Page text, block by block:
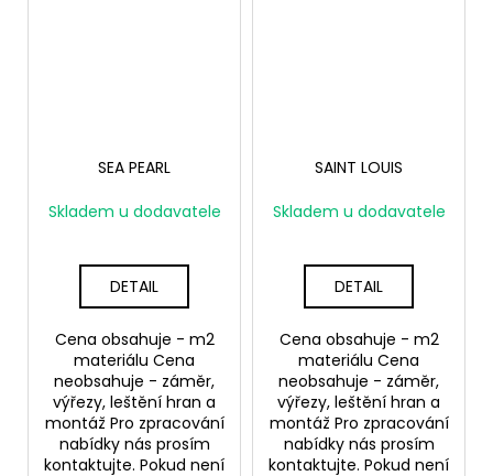
SEA PEARL
Skladem u dodavatele
DETAIL
Cena obsahuje - m2
materiálu Cena
neobsahuje - záměr,
výřezy, leštění hran a
montáž Pro zpracování
nabídky nás prosím
kontaktujte. Pokud není
SAINT LOUIS
Skladem u dodavatele
DETAIL
Cena obsahuje - m2
materiálu Cena
neobsahuje - záměr,
výřezy, leštění hran a
montáž Pro zpracování
nabídky nás prosím
kontaktujte. Pokud není